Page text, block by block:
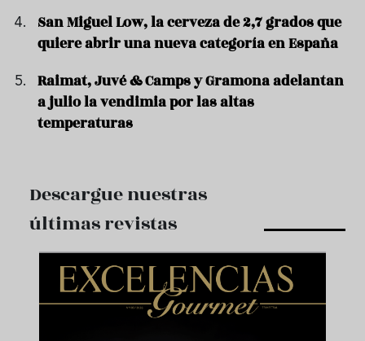
San Miguel Low, la cerveza de 2,7 grados que
quiere abrir una nueva categoría en España
Raimat, Juvé & Camps y Gramona adelantan
a julio la vendimia por las altas
temperaturas
Descargue nuestras
últimas revistas